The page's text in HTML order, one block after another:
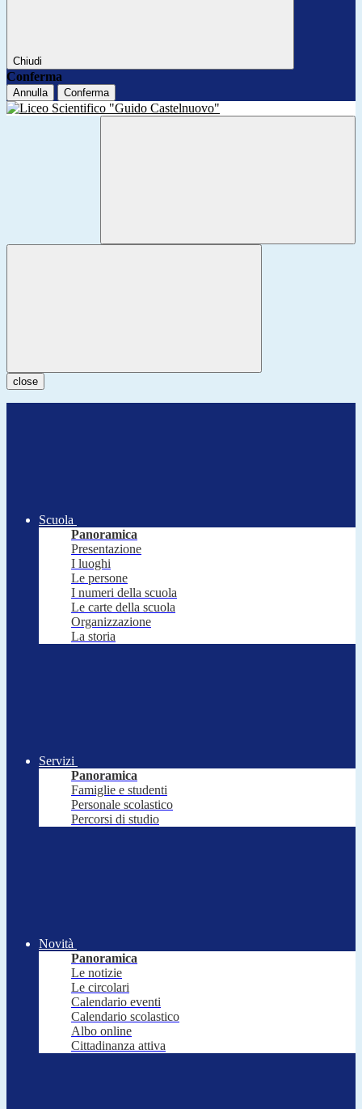
Chiudi
Conferma
Annulla Conferma
close
Scuola
Panoramica
Presentazione
I luoghi
Le persone
I numeri della scuola
Le carte della scuola
Organizzazione
La storia
Servizi
Panoramica
Famiglie e studenti
Personale scolastico
Percorsi di studio
Novità
Panoramica
Le notizie
Le circolari
Calendario eventi
Calendario scolastico
Albo online
Cittadinanza attiva